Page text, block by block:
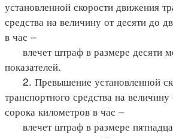
установленной скорости движения
средства на величину от десяти до
в час –
влечет штраф в размере десяти
показателей.
2. Превышение установленной
транспортного средства на
сорока километров в час –
влечет штраф в размере